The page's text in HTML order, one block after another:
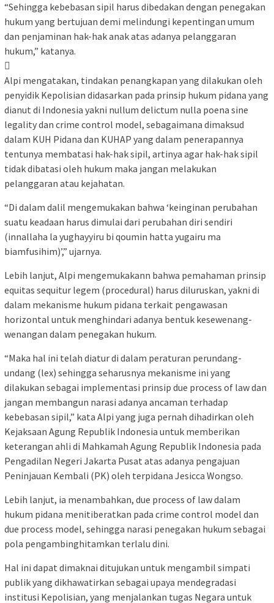
“Sehingga kebebasan sipil harus dibedakan dengan penegakan
hukum yang bertujuan demi melindungi kepentingan umum
dan penjaminan hak-hak anak atas adanya pelanggaran
hukum,” katanya.

Alpi mengatakan, tindakan penangkapan yang dilakukan oleh
penyidik Kepolisian didasarkan pada prinsip hukum pidana yang
dianut di Indonesia yakni nullum delictum nulla poena sine
legality dan crime control model, sebagaimana dimaksud
dalam KUH Pidana dan KUHAP yang dalam penerapannya
tentunya membatasi hak-hak sipil, artinya agar hak-hak sipil
tidak dibatasi oleh hukum maka jangan melakukan
pelanggaran atau kejahatan.
“Di dalam dalil mengemukakan bahwa ‘keinginan perubahan
suatu keadaan harus dimulai dari perubahan diri sendiri
(innallaha la yughayyiru bi qoumin hatta yugairu ma
biamfusihim)’,” ujarnya.
Lebih lanjut, Alpi mengemukakann bahwa pemahaman prinsip
equitas sequitur legem (procedural) harus diluruskan, yakni di
dalam mekanisme hukum pidana terkait pengawasan
horizontal untuk menghindari adanya bentuk kesewenang-
wenangan dalam penegakan hukum.
“Maka hal ini telah diatur di dalam peraturan perundang-
undang (lex) sehingga seharusnya mekanisme ini yang
dilakukan sebagai implementasi prinsip due process of law dan
jangan membangun narasi adanya ancaman terhadap
kebebasan sipil,” kata Alpi yang juga pernah dihadirkan oleh
Kejaksaan Agung Republik Indonesia untuk memberikan
keterangan ahli di Mahkamah Agung Republik Indonesia pada
Pengadilan Negeri Jakarta Pusat atas adanya pengajuan
Peninjauan Kembali (PK) oleh terpidana Jesicca Wongso.
Lebih lanjut, ia menambahkan, due process of law dalam
hukum pidana menitiberatkan pada crime control model dan
due process model, sehingga narasi penegakan hukum sebagai
pola pengambinghitamkan terlalu dini.
Hal ini dapat dimaknai ditujukan untuk mengambil simpati
publik yang dikhawatirkan sebagai upaya mendegradasi
institusi Kepolisian, yang menjalankan tugas Negara untuk